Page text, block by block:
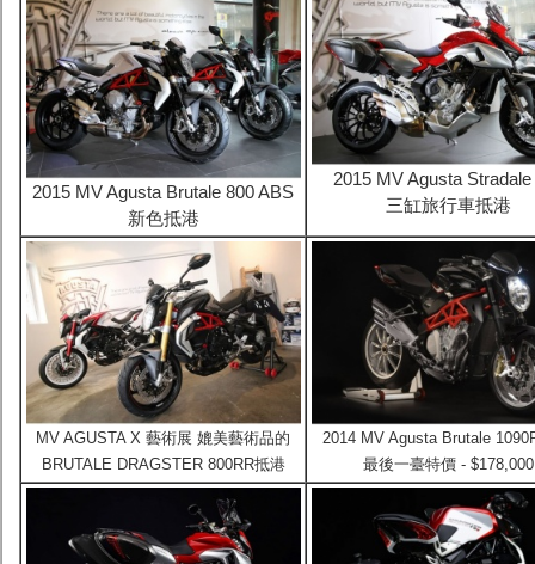
2015 MV Agusta Brutale 800 ABS
新色抵港
2015 MV Agusta Stradale
三缸旅行車抵港
MV AGUSTA X 藝術展 媲美藝術品的
BRUTALE DRAGSTER 800RR抵港
2014 MV Agusta Brutale
最後一臺特價 - $178,000